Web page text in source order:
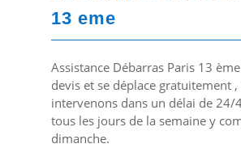
13 eme
Assistance Débarras Paris 13
devis et se déplace gratuitement
intervenons dans un délai de 24/
tous les jours de la semaine y
dimanche.